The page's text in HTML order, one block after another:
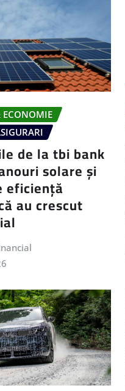
ECONOMIE
de la tbi bank
solare și
eficiență
au crescut